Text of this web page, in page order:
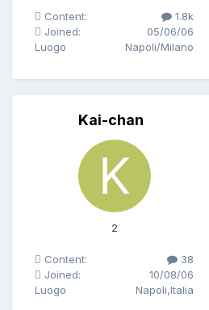
Content:
1.8k
Joined:
05/06/06
Luogo
Napoli/Milano
Kai-chan
2
Content:
38
Joined:
10/08/06
Luogo
Napoli,Italia